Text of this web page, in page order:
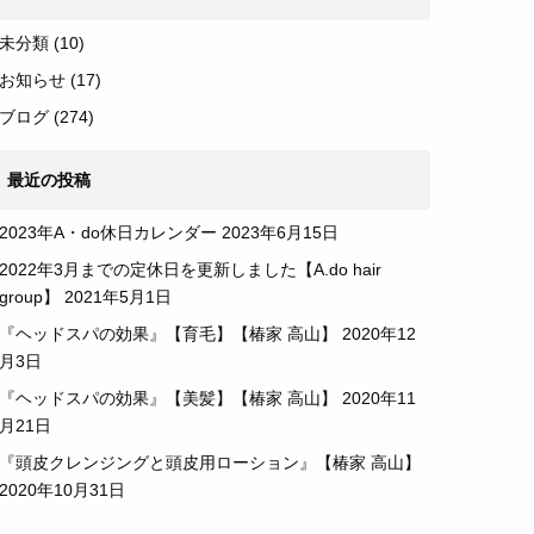
未分類 (10)
お知らせ (17)
ブログ (274)
最近の投稿
2023年A・do休日カレンダー 2023年6月15日
2022年3月までの定休日を更新しました【A.do hair
group】
2021年5月1日
『ヘッドスパの効果』【育毛】【椿家 高山】
2020年12
月3日
『ヘッドスパの効果』【美髪】【椿家 高山】
2020年11
月21日
『頭皮クレンジングと頭皮用ローション』【椿家 高山】
2020年10月31日